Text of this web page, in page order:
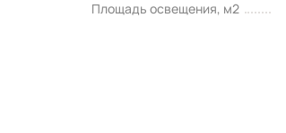
Площадь освещения, м2